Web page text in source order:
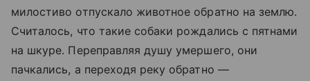
милостиво отпускало животное обратно на землю.
Считалось, что такие собаки рождались с пятнами
на шкуре. Переправляя душу умершего, они
пачкались, а переходя реку обратно —